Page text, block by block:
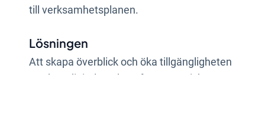
till verksamhetsplanen.
Lösningen
Att skapa överblick och öka tillgängligheten
med ett digitalt verktyg för Strategisk